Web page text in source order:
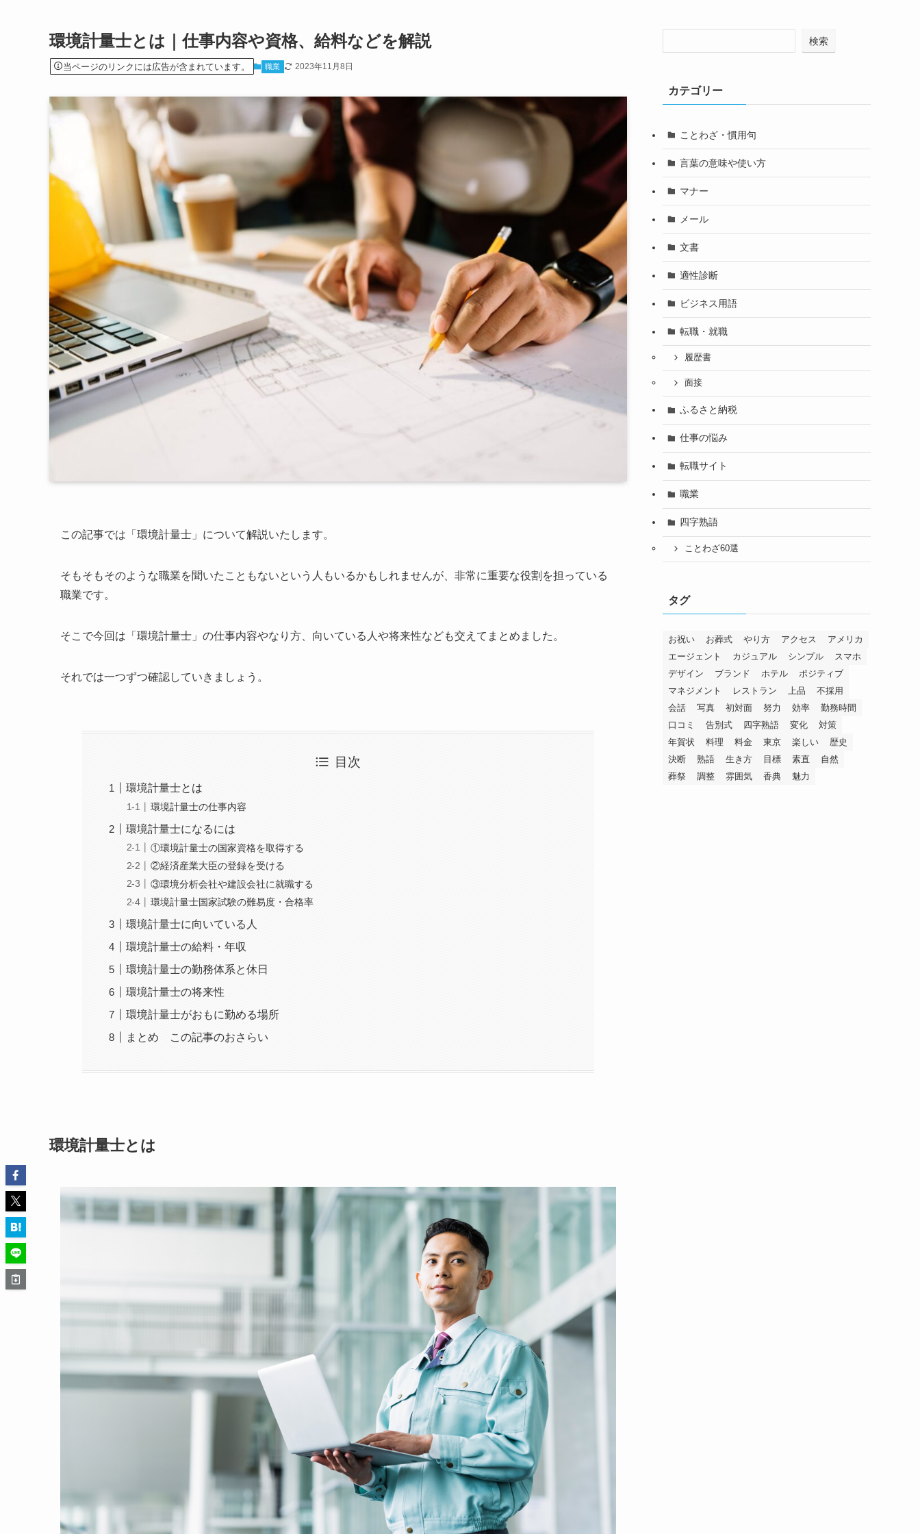
環境計量士とは｜仕事内容や資格、給料などを解説
当ページのリンクには広告が含まれています。 職業 2023年11月8日
この記事では「環境計量士」について解説いたします。
そもそもそのような職業を聞いたこともないという人もいるかもしれませんが、非常に重要な役割を担っている
職業です。
そこで今回は「環境計量士」の仕事内容やなり方、向いている人や将来性なども交えてまとめました。
それでは一つずつ確認していきましょう。
目次
環境計量士とは
環境計量士の仕事内容
環境計量士になるには
①環境計量士の国家資格を取得する
②経済産業大臣の登録を受ける
③環境分析会社や建設会社に就職する
環境計量士国家試験の難易度・合格率
環境計量士に向いている人
環境計量士の給料・年収
環境計量士の勤務体系と休日
環境計量士の将来性
環境計量士がおもに勤める場所
まとめ この記事のおさらい
環境計量士とは
検索
カテゴリー
ことわざ・慣用句
言葉の意味や使い方
マナー
メール
文書
適性診断
ビジネス用語
転職・就職
履歴書
面接
ふるさと納税
仕事の悩み
転職サイト
職業
四字熟語
ことわざ60選
タグ
お祝い お葬式 やり方 アクセス
アメリカ
エージェント
カジュアル シンプル
スマホ
デザイン
ブランド ホテル
ポジティブ
マネジメント
レストラン 上品
不採用
会話
写真 初対面 努力 効率
勤務時間
口コミ
告別式 四字熟語 変化
対策
年賀状
料理 料金 東京 楽しい
歴史
決断
熟語 生き方 目標 素直
自然
葬祭
調整 雰囲気 香典 魅力